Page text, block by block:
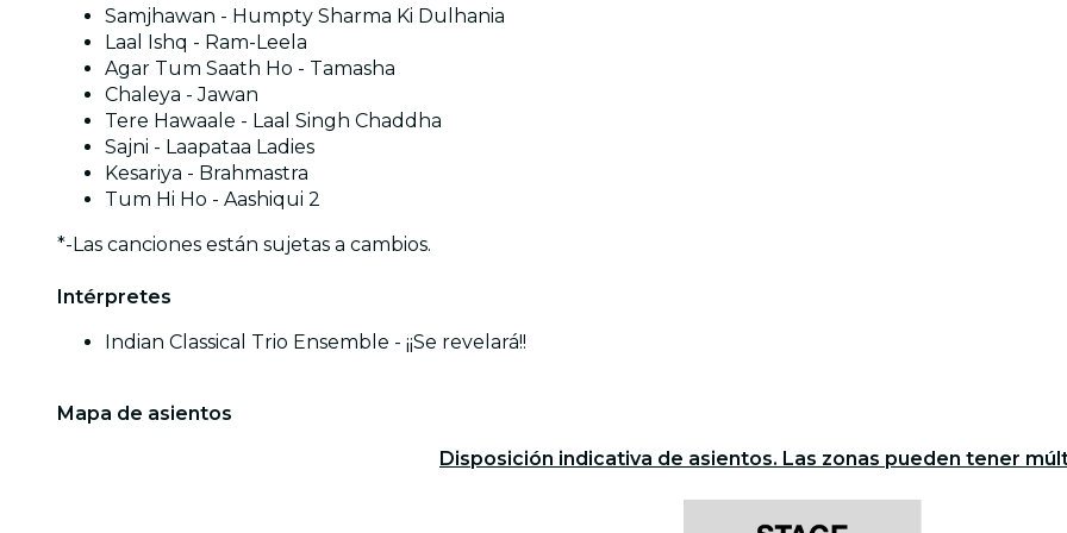
Samjhawan - Humpty Sharma Ki Dulhania
Laal Ishq - Ram-Leela
Agar Tum Saath Ho - Tamasha
Chaleya - Jawan
Tere Hawaale - Laal Singh Chaddha
Sajni - Laapataa Ladies
Kesariya - Brahmastra
Tum Hi Ho - Aashiqui 2
*-Las canciones están sujetas a cambios.
Intérpretes
Indian Classical Trio Ensemble - ¡¡Se revelará!!
Mapa de asientos
Disposición indicativa de asientos. Las zonas pueden tener